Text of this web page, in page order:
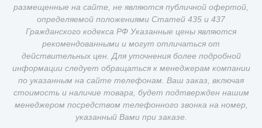
размещенные на сайте, не являются публичной офертой,
определяемой положениями Статей 435 и 437
Гражданского кодекса РФ Указанные цены являются
рекомендованными и могут отличаться от
действительных цен. Для уточнения более подробной
информации следует обращаться к менеджерам компании
по указанным на сайте телефонам. Ваш заказ, включая
стоимость и наличие товара, будет подтвержден нашим
менеджером посредством телефонного звонка на номер,
указанный Вами при заказе.